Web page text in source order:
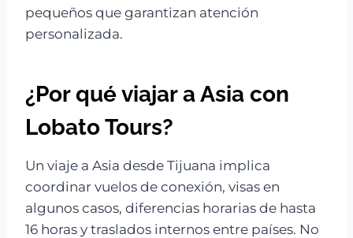
pequeños que garantizan atención
personalizada.
¿Por qué viajar a Asia con
Lobato Tours?
Un viaje a Asia desde Tijuana implica
coordinar vuelos de conexión, visas en
algunos casos, diferencias horarias de hasta
16 horas y traslados internos entre países. No